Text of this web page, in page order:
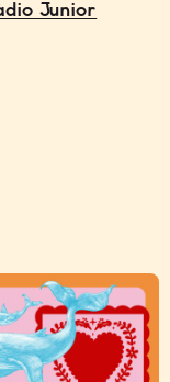
Junior